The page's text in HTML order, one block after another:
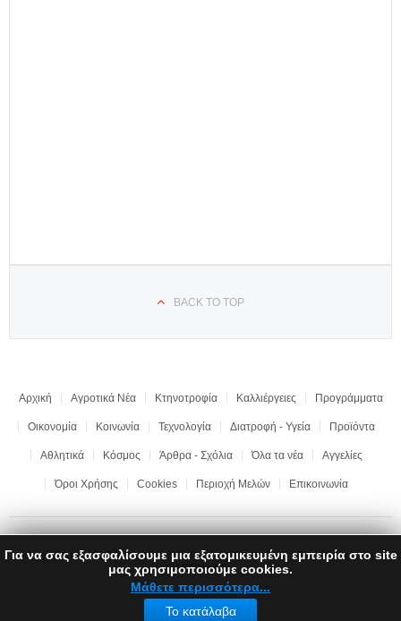
BACK TO TOP
Αρχική Αγροτικά Νέα Κτηνοτροφία Καλλιέργειες Προγράμματα
Οικονομία Κοινωνία Τεχνολογία Διατροφή - Υγεία Προϊόντα
Αθλητικά Κόσμος Άρθρα - Σχόλια Όλα τα νέα Αγγελίες
Όροι Χρήσης Cookies Περιοχή Μελών Επικοινωνία
Copyright © 2017 "Ημαθιώτικη Γη" | All rights reserved | Development by
LEONweb
Για να σας εξασφαλίσουμε μια εξατομικευμένη εμπειρία στο site
μας χρησιμοποιούμε cookies.
Μάθετε περισσότερα...
Το κατάλαβα